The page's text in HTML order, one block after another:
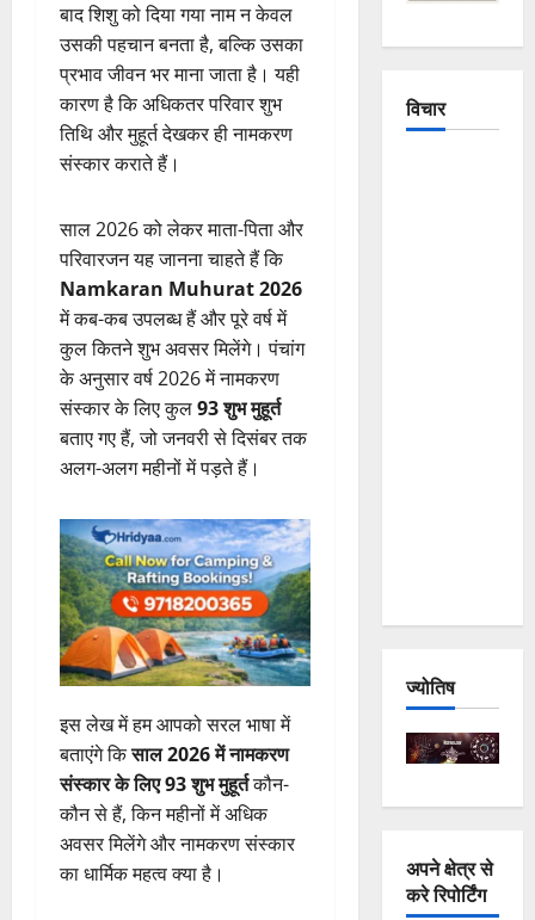
बाद शिशु को दिया गया नाम न केवल
उसकी पहचान बनता है, बल्कि उसका
प्रभाव जीवन भर माना जाता है। यही
कारण है कि अधिकतर परिवार शुभ
तिथि और मुहूर्त देखकर ही नामकरण
संस्कार कराते हैं।
साल 2026 को लेकर माता-पिता और
परिवारजन यह जानना चाहते हैं कि
Namkaran Muhurat 2026
में कब-कब उपलब्ध हैं और पूरे वर्ष में
कुल कितने शुभ अवसर मिलेंगे। पंचांग
के अनुसार वर्ष 2026 में नामकरण
संस्कार के लिए कुल93 शुभ मुहूर्त
बताए गए हैं, जो जनवरी से दिसंबर तक
अलग-अलग महीनों में पड़ते हैं।
इस लेख में हम आपको सरल भाषा में
बताएंगे किसाल 2026 में नामकरण
संस्कार के लिए 93 शुभ मुहूर्तकौन-
कौन से हैं, किन महीनों में अधिक
अवसर मिलेंगे और नामकरण संस्कार
का धार्मिक महत्व क्या है।
विचार
ज्योतिष
अपने क्षेत्र से
करे रिपोर्टिंग